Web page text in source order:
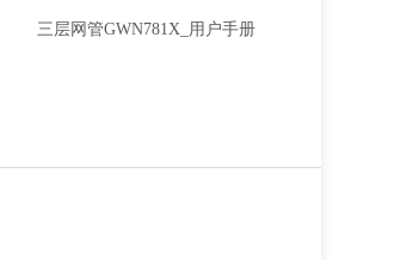
三层网管GWN781X_用户手册